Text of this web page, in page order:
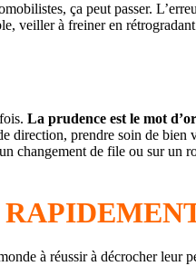
ça peut passer.
veiller à freiner en
La prudence est le mot
direction, prendre soin de
changement de file ou sur un
à réussir à décrocher leur